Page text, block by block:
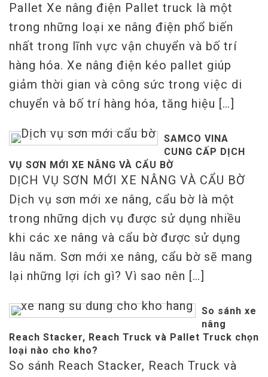
Pallet Xe nâng điện Pallet truck là một
trong những loại xe nâng điện phổ biến
nhất trong lĩnh vực vận chuyển và bố trí
hàng hóa. Xe nâng điện kéo pallet giúp
giảm thời gian và công sức trong việc di
chuyển và bố trí hàng hóa, tăng hiệu […]
SAMCO VINA
CUNG CẤP DỊCH
VỤ SƠN MỚI XE NÂNG VÀ CẨU BỜ
DỊCH VỤ SƠN MỚI XE NÂNG VÀ CẨU BỜ
Dịch vụ sơn mới xe nâng, cẩu bờ là một
trong những dịch vụ được sử dụng nhiều
khi các xe nâng và cẩu bờ được sử dụng
lâu năm. Sơn mới xe nâng, cẩu bờ sẽ mang
lại những lợi ích gì? Vì sao nên […]
So sánh xe
nâng
Reach Stacker, Reach Truck và Pallet Truck chọn
loại nào cho kho?
So sánh Reach Stacker, Reach Truck và